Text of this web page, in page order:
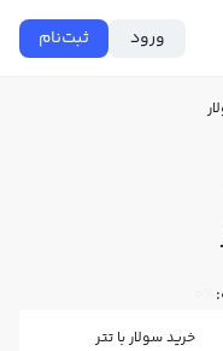
ورود ثبت‌نام
0%
خرید سولار با تتر